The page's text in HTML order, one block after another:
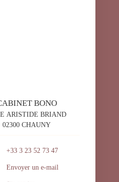
BONO
ARISTIDE BRIAND
02300 CHAUNY
+33 3 23 52 73 47
Envoyer un e-mail